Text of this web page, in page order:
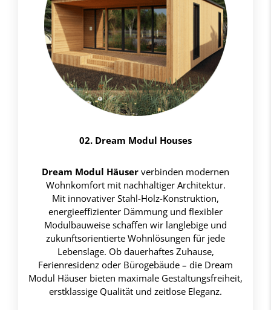
02. Dream Modul Houses
Dream Modul Häuserverbinden modernen
Wohnkomfort mit nachhaltiger Architektur.
Mit innovativer Stahl-Holz-Konstruktion,
energieeffizienter Dämmung und flexibler
Modulbauweise schaffen wir langlebige und
zukunftsorientierte Wohnlösungen für jede
Lebenslage. Ob dauerhaftes Zuhause,
Ferienresidenz oder Bürogebäude – die Dream
Modul Häuser bieten maximale Gestaltungsfreiheit,
erstklassige Qualität und zeitlose Eleganz.